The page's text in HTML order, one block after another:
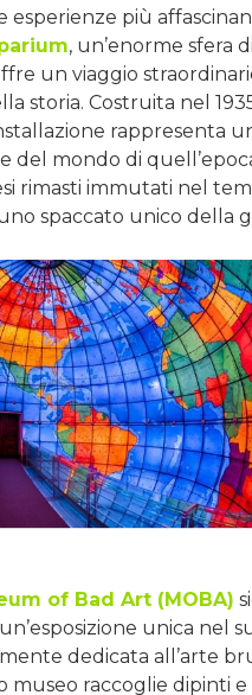
esperienze più
, un’enorme sfera
un viaggio
storia. Costruita nel
rappresenta
del mondo di
rimasti immutati nel
spaccato unico della
of Bad Art (MOBA)
unica nel
dedicata all’arte
museo raccoglie dipinti